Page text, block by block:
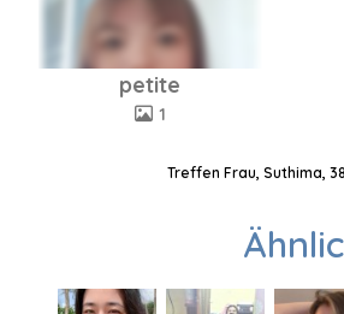
petite
1
Treffen Frau, Suthima,